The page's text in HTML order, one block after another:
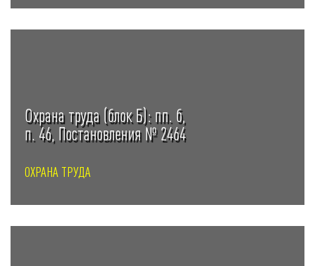
Охрана труда (блок Б): пп. б,
п. 46, Постановления № 2464
ОХРАНА ТРУДА